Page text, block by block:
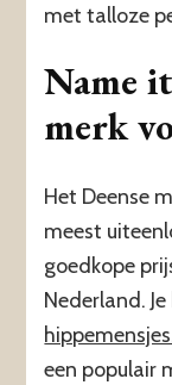
met talloze
Name
merk
Het Deense
meest
goedkope
Nederland.
een populair